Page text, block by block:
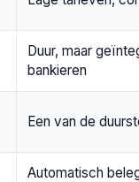
Duur, maar
bankieren
Een van de
Automatisch